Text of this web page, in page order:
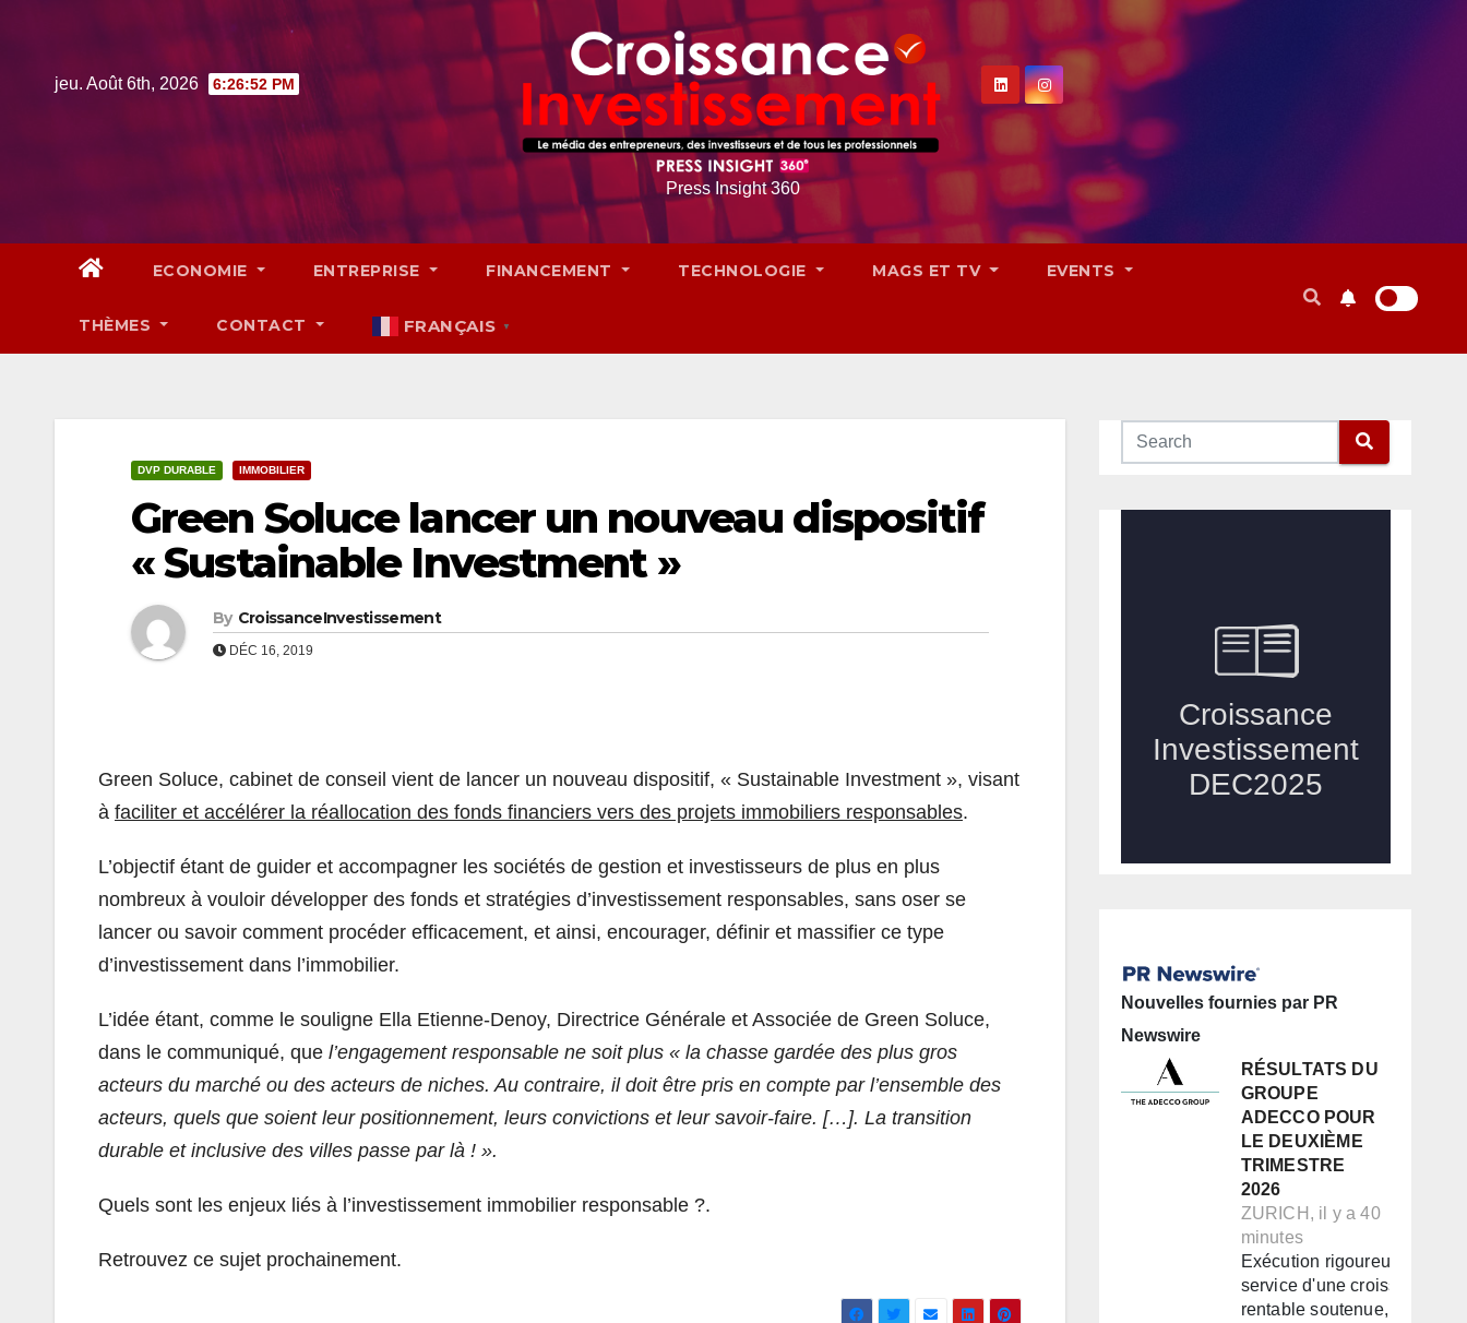
jeu. Août 6th, 2026 6:26:53 PM
Press Insight 360
ECONOMIE ENTREPRISE FINANCEMENT TECHNOLOGIE MAGS ET TV EVENTS
THÈMES CONTACT FRANÇAIS ▼
DVP DURABLE IMMOBILIER
Green Soluce lancer un nouveau dispositif
« Sustainable Investment »
By CroissanceInvestissement
DÉC 16, 2019
Green Soluce, cabinet de conseil vient de lancer un nouveau dispositif, « Sustainable Investment », visant
à faciliter et accélérer la réallocation des fonds financiers vers des projets immobiliers responsables.
L’objectif étant de guider et accompagner les sociétés de gestion et investisseurs de plus en plus
nombreux à vouloir développer des fonds et stratégies d’investissement responsables, sans oser se
lancer ou savoir comment procéder efficacement, et ainsi, encourager, définir et massifier ce type
d’investissement dans l’immobilier.
L’idée étant, comme le souligne Ella Etienne-Denoy, Directrice Générale et Associée de Green Soluce,
dans le communiqué, que l’engagement responsable ne soit plus « la chasse gardée des plus gros
acteurs du marché ou des acteurs de niches. Au contraire, il doit être pris en compte par l’ensemble des
acteurs, quels que soient leur positionnement, leurs convictions et leur savoir-faire. […]. La transition
durable et inclusive des villes passe par là ! ».
Quels sont les enjeux liés à l’investissement immobilier responsable ?.
Retrouvez ce sujet prochainement.
Nouvelles fournies par PR
Newswire
RÉSULTATS DU
GROUPE
ADECCO POUR
LE DEUXIÈME
TRIMESTRE
2026
ZURICH, il y a 40
minutes
Exécution rigoureuse au
service d'une croissance
rentable soutenue, de